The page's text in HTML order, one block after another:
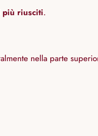
più riusciti.
nella parte